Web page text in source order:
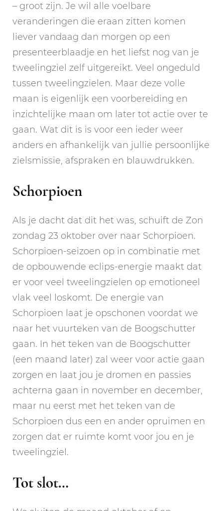
– groot zijn. Je wil alle voelbare
veranderingen die eraan zitten komen
liever vandaag dan morgen op een
presenteerblaadje en het liefst nog van je
tweelingziel zelf uitgereikt. Veel ongeduld
tussen tweelingzielen. Maar deze volle
maan is eigenlijk een voorbereiding en
inzichtelijke maan om later tot actie over te
gaan. Wat dit is is voor een ieder weer
anders en afhankelijk van jullie persoonlijke
zielsmissie, afspraken en blauwdrukken.
Schorpioen
Als je dacht dat dit het was, schuift de Zon
zondag 23 oktober over naar Schorpioen.
Schorpioen-seizoen op in combinatie met
de opbouwende eclips-energie maakt dat
er voor veel tweelingzielen op emotioneel
vlak veel loskomt. De energie van
Schorpioen laat je opschonen voordat we
naar het vuurteken van de Boogschutter
gaan. In het teken van de Boogschutter
(een maand later) zal weer voor actie gaan
zorgen en laat jou je dromen en passies
achterna gaan in november en december,
maar nu eerst met het teken van de
Schorpioen dus een en ander opruimen en
zorgen dat er ruimte komt voor jou en je
tweelingziel.
Tot slot…